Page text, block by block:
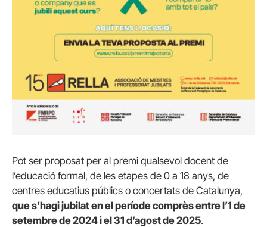
Pot ser proposat per al premi qualsevol docent de
l’educació formal, de les etapes de 0 a 18 anys, de
centres educatius públics o concertats de Catalunya,
que s’hagi jubilat en el període comprès entre l’1 de
setembre de 2024 i el 31 d’agost de 2025.